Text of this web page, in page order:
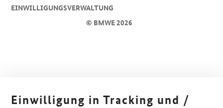
© BMWE 2026
EINWILLIGUNGSVERWALTUNG
Einwilligung in Tracking und /